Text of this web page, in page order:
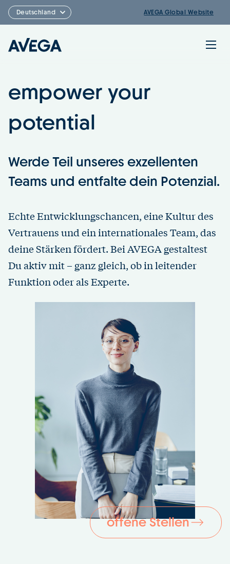
Deutschland AVEGA Global Website
Über uns
Experten
Karriere
Kontakt
empower your
potential
Werde Teil unseres exzellenten
Teams und entfalte dein Potenzial.
Echte Entwicklungschancen, eine Kultur des
Vertrauens und ein internationales Team, das
deine Stärken fördert. Bei AVEGA gestaltest
Du aktiv mit – ganz gleich, ob in leitender
Funktion oder als Experte.
offene Stellen